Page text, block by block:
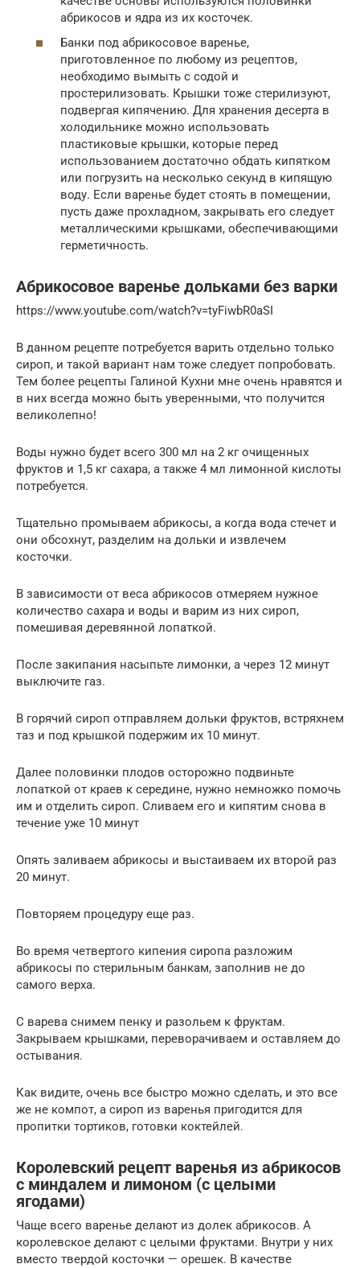
абрикосов и ядра из их косточек.
Банки под абрикосовое варенье,
приготовленное по любому из рецептов,
необходимо вымыть с содой и
простерилизовать. Крышки тоже стерилизуют,
подвергая кипячению. Для хранения десерта в
холодильнике можно использовать
пластиковые крышки, которые перед
использованием достаточно обдать кипятком
или погрузить на несколько секунд в кипящую
воду. Если варенье будет стоять в помещении,
пусть даже прохладном, закрывать его следует
металлическими крышками, обеспечивающими
герметичность.
Абрикосовое варенье дольками без варки
https://www.youtube.com/watch?v=tyFiwbR0aSI
В данном рецепте потребуется варить отдельно только
сироп, и такой вариант нам тоже следует попробовать.
Тем более рецепты Галиной Кухни мне очень нравятся и
в них всегда можно быть уверенными, что получится
великолепно!
Воды нужно будет всего 300 мл на 2 кг очищенных
фруктов и 1,5 кг сахара, а также 4 мл лимонной кислоты
потребуется.
Тщательно промываем абрикосы, а когда вода стечет и
они обсохнут, разделим на дольки и извлечем
косточки.
В зависимости от веса абрикосов отмеряем нужное
количество сахара и воды и варим из них сироп,
помешивая деревянной лопаткой.
После закипания насыпьте лимонки, а через 12 минут
выключите газ.
В горячий сироп отправляем дольки фруктов, встряхнем
таз и под крышкой подержим их 10 минут.
Далее половинки плодов осторожно подвиньте
лопаткой от краев к середине, нужно немножко помочь
им и отделить сироп. Сливаем его и кипятим снова в
течение уже 10 минут
Опять заливаем абрикосы и выстаиваем их второй раз
20 минут.
Повторяем процедуру еще раз.
Во время четвертого кипения сиропа разложим
абрикосы по стерильным банкам, заполнив не до
самого верха.
С варева снимем пенку и разольем к фруктам.
Закрываем крышками, переворачиваем и оставляем до
остывания.
Как видите, очень все быстро можно сделать, и это все
же не компот, а сироп из варенья пригодится для
пропитки тортиков, готовки коктейлей.
Королевский рецепт варенья из абрикосов
с миндалем и лимоном (с целыми
ягодами)
Чаще всего варенье делают из долек абрикосов. А
королевское делают с целыми фруктами. Внутри у них
вместо твердой косточки — орешек. В качестве